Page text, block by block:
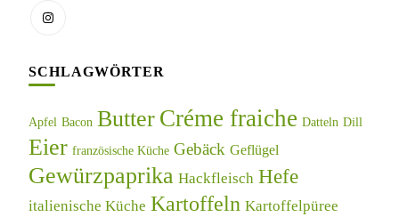
SCHLAGWÖRTER
Apfel Bacon Butter Créme fraiche Datteln Dill
Eier französische Küche Gebäck Geflügel
Gewürzpaprika Hackfleisch Hefe
italienische Küche Kartoffeln Kartoffelpüree